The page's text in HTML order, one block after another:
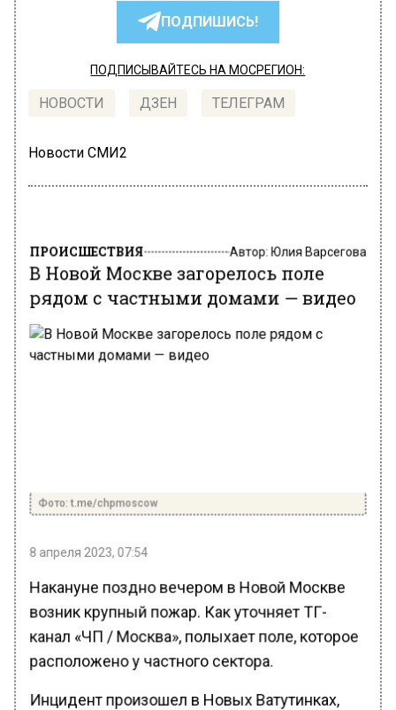
ПОДПИШИСЬ!
ПОДПИСЫВАЙТЕСЬ НА МОСРЕГИОН:
НОВОСТИ ДЗЕН ТЕЛЕГРАМ
Новости СМИ2
ПРОИСШЕСТВИЯ Автор:Юлия Варсегова
В Новой Москве загорелось поле
рядом с частными домами — видео
Фото: t.me/chpmoscow
8 апреля 2023, 07:54
Накануне поздно вечером в Новой Москве
возник крупный пожар. Как уточняет ТГ-
канал «ЧП / Москва», полыхает поле, которое
расположено у частного сектора.
Инцидент произошел в Новых Ватутинках,